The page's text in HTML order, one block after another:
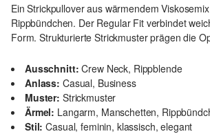
Ein Strickpullover aus wärmendem
Rippbündchen. Der Regular Fit verbindet
Form. Strukturierte Strickmuster prägen die
Ausschnitt: Crew Neck, Rippblende
Anlass: Casual, Business
Muster: Strickmuster
Ärmel: Langarm, Manschetten,
Stil: Casual, feminin, klassisch, elegant